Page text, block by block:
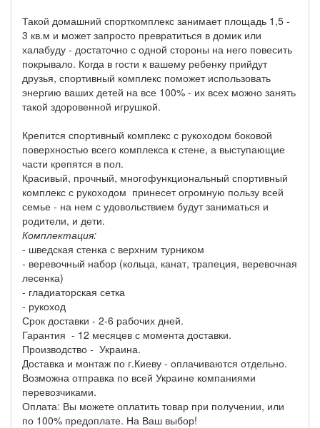
Такой домашний спорткомплекс занимает площадь 1,5 -
3 кв.м и может запросто превратиться в домик или
халабуду - достаточно с одной стороны на него повесить
покрывало. Когда в гости к вашему ребенку прийдут
друзья, спортивный комплекс поможет использовать
энергию ваших детей на все 100% - их всех можно занять
такой здоровенной игрушкой.
Крепится спортивный комплекс с рукоходом боковой
поверхностью всего комплекса к стене, а выступающие
части крепятся в пол.
Красивый, прочный, многофункциональный спортивный
комплекс с рукоходом принесет огромную пользу всей
семье - на нем с удовольствием будут заниматься и
родители, и дети.
Комплектация:
- шведская стенка с верхним турником
- веревочный набор (кольца, канат, трапеция, веревочная
лесенка)
- гладиаторская сетка
- рукоход
Срок доставки - 2-6 рабочих дней.
Гарантия - 12 месяцев с момента доставки.
Производство - Украина.
Доставка и монтаж по г.Киеву - оплачиваются отдельно.
Возможна отправка по всей Украине компаниями
перевозчиками.
Оплата: Вы можете оплатить товар при получении, или
по 100% предоплате. На Ваш выбор!